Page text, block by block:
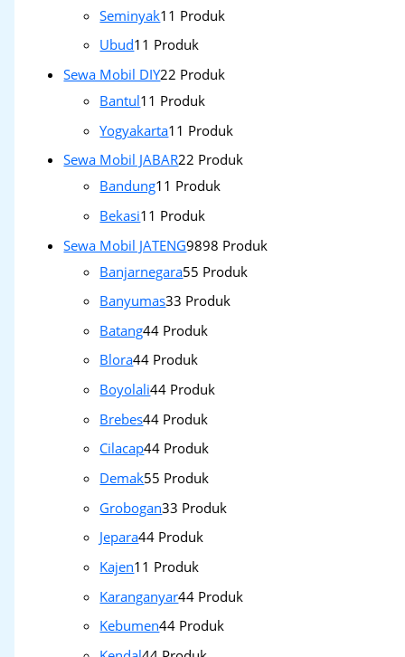
Seminyak1 1 Produk
Ubud1 1 Produk
Sewa Mobil DIY22 Produk
Bantul1 1 Produk
Yogyakarta1 1 Produk
Sewa Mobil JABAR22 Produk
Bandung1 1 Produk
Bekasi1 1 Produk
Sewa Mobil JATENG9898 Produk
Banjarnegara55 Produk
Banyumas33 Produk
Batang44 Produk
Blora44 Produk
Boyolali44 Produk
Brebes44 Produk
Cilacap44 Produk
Demak55 Produk
Grobogan33 Produk
Jepara44 Produk
Kajen1 1 Produk
Karanganyar44 Produk
Kebumen44 Produk